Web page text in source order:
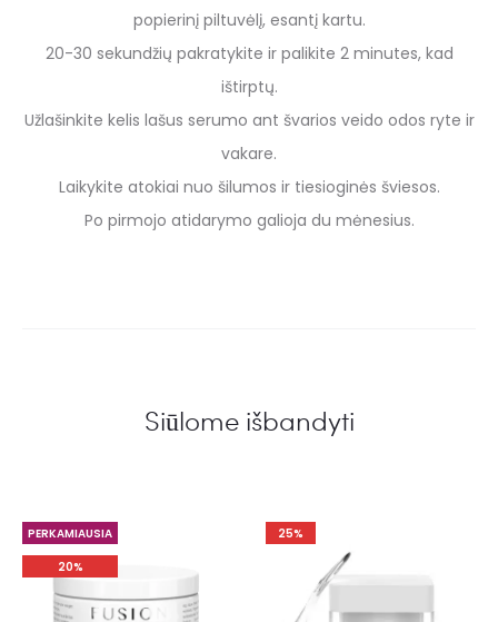
popierinį piltuvėlį, esantį kartu.
20-30 sekundžių pakratykite ir palikite 2 minutes, kad
ištirptų.
Užlašinkite kelis lašus serumo ant švarios veido odos ryte ir
vakare.
Laikykite atokiai nuo šilumos ir tiesioginės šviesos.
Po pirmojo atidarymo galioja du mėnesius.
Siūlome išbandyti
PERKAMIAUSIA
20%
25%